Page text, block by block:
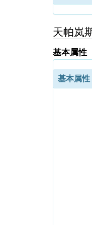
天帕岚
基本属性
基本属性